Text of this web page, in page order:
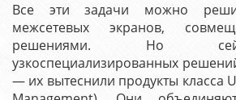
Все эти задачи можно
межсетевых экранов,
решениями. Но
узкоспециализированных
— их вытеснили продукты класса